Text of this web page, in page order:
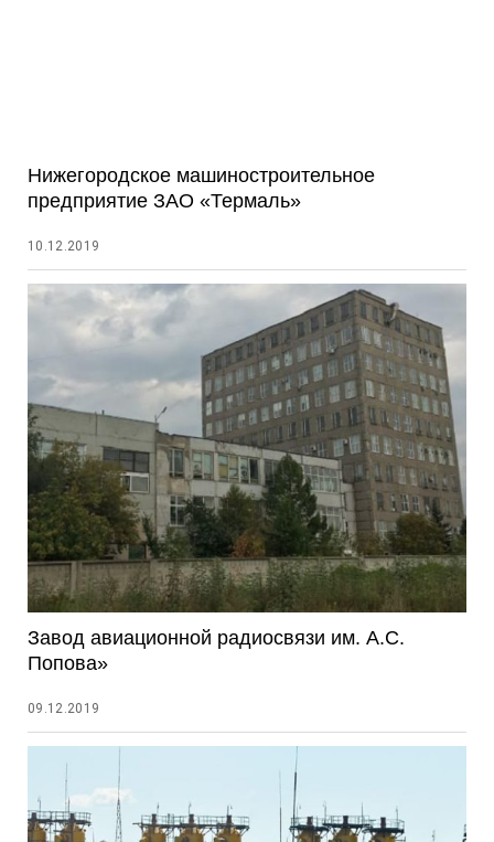
Нижегородское машиностроительное
предприятие ЗАО «Термаль»
10.12.2019
Завод авиационной радиосвязи им. А.С.
Попова»
09.12.2019